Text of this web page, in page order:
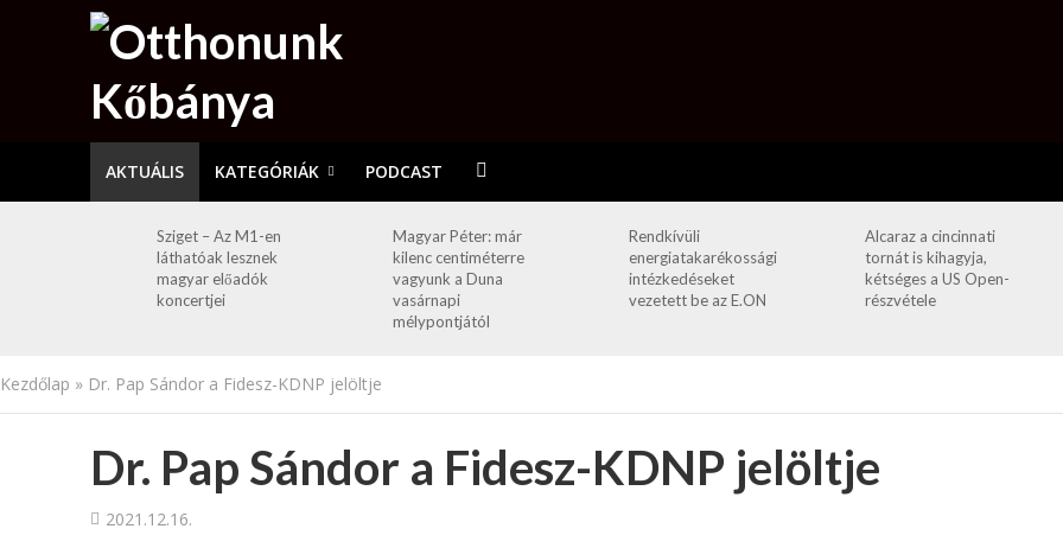
AKTUÁLIS KATEGÓRIÁK PODCAST
Sziget – Az M1-en
láthatóak lesznek
magyar előadók
koncertjei
Magyar Péter: már
kilenc centiméterre
vagyunk a Duna
vasárnapi
mélypontjától
Rendkívüli
energiatakarékossági
intézkedéseket
vezetett be az E.ON
Alcaraz a cincinnati
tornát is kihagyja,
kétséges a US Open-
részvétele
Kezdőlap » Dr. Pap Sándor a Fidesz-KDNP jelöltje
Dr. Pap Sándor a Fidesz-KDNP jelöltje
2021.12.16.